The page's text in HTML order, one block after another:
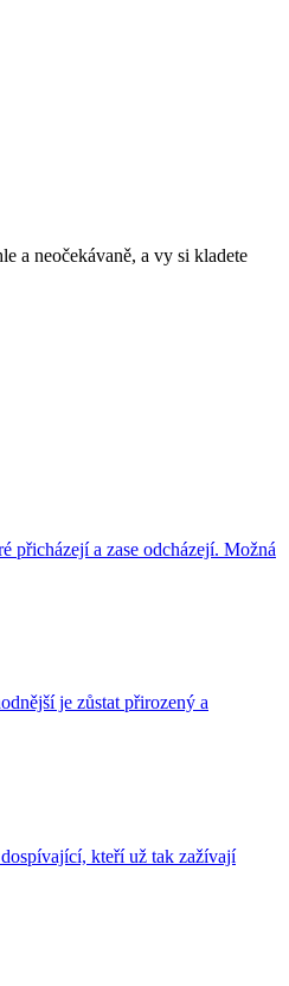
a neočekávaně, a vy si kladete
přicházejí a zase odcházejí. Možná
je zůstat přirozený a
kteří už tak zažívají